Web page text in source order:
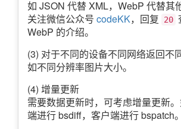
如 JSON 代替 XML，WebP 代替其
关注微信公众号 codeKK，回复 20
WebP 的介绍。
(3) 对于不同的设备不同网络返回不
如不同分辨率图片大小。
(4) 增量更新
需要数据更新时，可考虑增量更新
端进行 bsdiff，客户端进行 bspatch。